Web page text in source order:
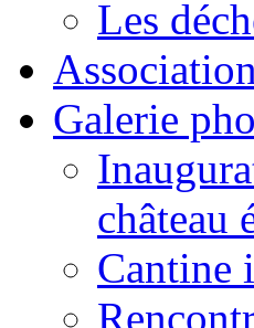
Les
Galerie
château
Cantine